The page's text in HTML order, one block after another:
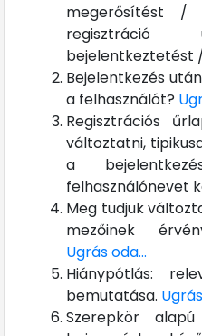
megerősítést /
regisztráció
bejelentkeztetést
Bejelentkezés
a felhasználót?
Regisztrációs
változtatni,
a
felhasználónevet
Meg tudjuk
mezőinek
Ugrás oda...
Hiánypótlás:
bemutatása.
Szerepkör